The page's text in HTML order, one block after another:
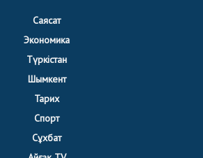
Саясат
Экономика
Түркістан
Шымкент
Тарих
Спорт
Сұхбат